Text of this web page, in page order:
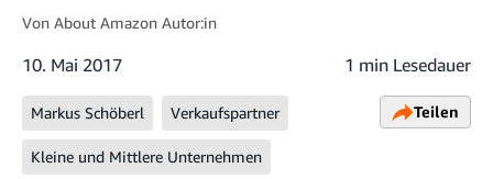
Von About Amazon Autor:in
10. Mai 2017 1 min Lesedauer
Markus Schöberl Verkaufspartner
Kleine und Mittlere Unternehmen
Teilen